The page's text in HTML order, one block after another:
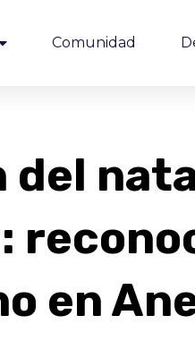
Comunidad
del
en